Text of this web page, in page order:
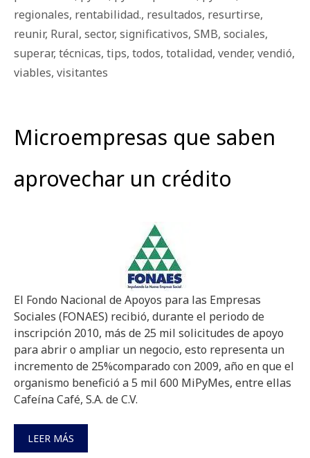
regionales, rentabilidad., resultados, resurtirse,
reunir, Rural, sector, significativos, SMB, sociales,
superar, técnicas, tips, todos, totalidad, vender, vendió,
viables, visitantes
Microempresas que saben
aprovechar un crédito
El Fondo Nacional de Apoyos para las Empresas
Sociales (FONAES) recibió, durante el periodo de
inscripción 2010, más de 25 mil solicitudes de apoyo
para abrir o ampliar un negocio, esto representa un
incremento de 25%comparado con 2009, año en que el
organismo benefició a 5 mil 600 MiPyMes, entre ellas
Cafeína Café, S.A. de C.V.
LEER MÁS